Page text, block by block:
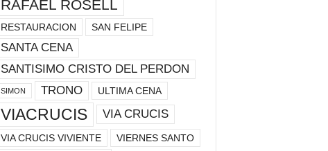
RAFAEL ROSELL
RESTAURACION SAN FELIPE
SANTA CENA
SANTISIMO CRISTO DEL PERDON
SIMON TRONO ULTIMA CENA
VIACRUCIS VIA CRUCIS
VIA CRUCIS VIVIENTE
VIERNES SANTO